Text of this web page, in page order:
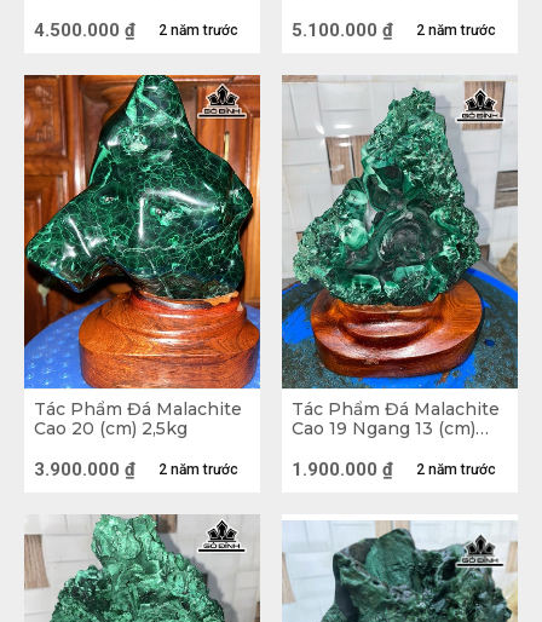
Cây Thất Tinh Trận Đá Khổng Tước
(Malachite) 4,235kg
2. Giá trị của đá Khổng Tước (Malachite)
2.1. Giá trị phong thủy
phong thủy được lòng rất nhiều người. Cụ
thể ý nghĩa của loại đá này như sau:
Sử dụng đá Khổng Tước sẽ giúp bạn
chống lại tà ma, xui rủi xung quanh
2 năm trước
4.500.000 ₫ 2 năm trước
5.100.000 ₫
Tác Phẩm Đá Malachite
Cao 20 (cm) 2,5kg
2 năm trước
3.900.000 ₫
Tác Phẩm Đá Malachite
Cao 19 Ngang 13 (cm)
2 năm trước
1.900.000 ₫